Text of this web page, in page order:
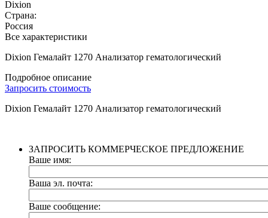
Dixion
Страна:
Россия
Все характеристики
Dixion Гемалайт 1270 Анализатор гематологический
Подробное описание
Запросить стоимость
Dixion Гемалайт 1270 Анализатор гематологический
ЗАПРОСИТЬ КОММЕРЧЕСКОЕ ПРЕДЛОЖЕНИЕ
Ваше имя:
Ваша эл. почта:
Ваше сообщение: